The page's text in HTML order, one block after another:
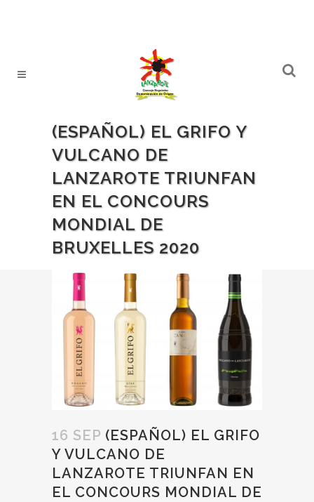
(ESPAÑOL) EL GRIFO Y
VULCANO DE
LANZAROTE TRIUNFAN
EN EL CONCOURS
MONDIAL DE
BRUXELLES 2020
16 SEP (ESPAÑOL) EL GRIFO
Y VULCANO DE
LANZAROTE TRIUNFAN EN
EL CONCOURS MONDIAL DE